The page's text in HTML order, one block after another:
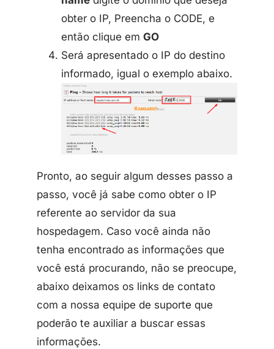
obter o IP, Preencha o CODE, e
então clique em GO
Será apresentado o IP do destino
informado, igual o exemplo abaixo.
Pronto, ao seguir algum desses passo a
passo, você já sabe como obter o IP
referente ao servidor da sua
hospedagem. Caso você ainda não
tenha encontrado as informações que
você está procurando, não se preocupe,
abaixo deixamos os links de contato
com a nossa equipe de suporte que
poderão te auxiliar a buscar essas
informações.